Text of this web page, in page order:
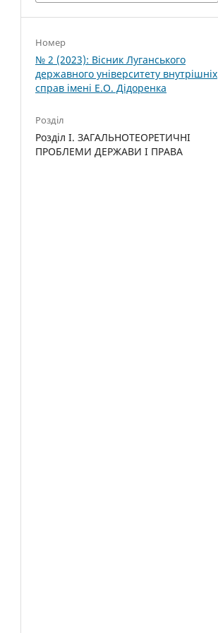
Номер
№ 2 (2023): Вісник Луганського
державного університету внутрішніх
справ імені Е.О. Дідоренка
Розділ
Розділ I. ЗАГАЛЬНОТЕОРЕТИЧНІ
ПРОБЛЕМИ ДЕРЖАВИ І ПРАВА